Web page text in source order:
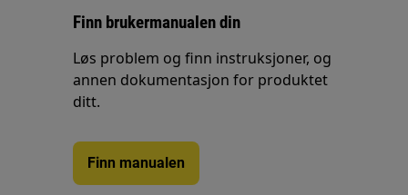
Finn brukermanualen din
Løs problem og finn instruksjoner, og
annen dokumentasjon for produktet
ditt.
Finn manualen